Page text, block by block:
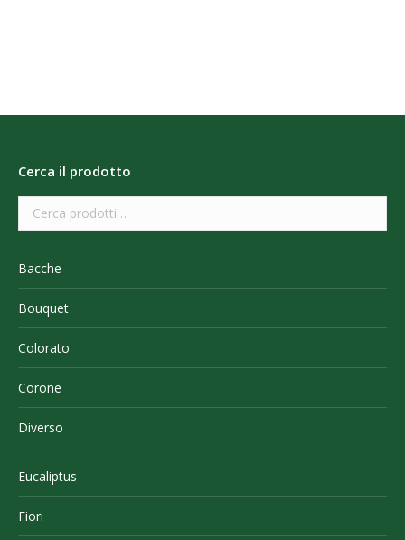
Cerca il prodotto
Bacche
Bouquet
Colorato
Corone
Diverso
Eucaliptus
Fiori